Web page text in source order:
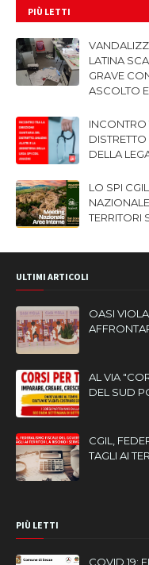
PIÙ LETTI
LATINA
GRAVE
ASCOLTO
INCONTRO
DELLA
LO SPI
TERRITORI
ULTIMI ARTICOLI
OASI
AL VIA
DEL SUD
CGIL,
TAGLI AI
PIÙ LETTI
COVID 19: